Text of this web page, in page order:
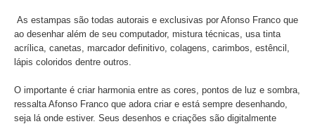
As estampas são todas autorais e exclusivas por Afonso Franco que
ao desenhar além de seu computador, mistura técnicas, usa tinta
acrílica, canetas, marcador definitivo, colagens, carimbos, estêncil,
lápis coloridos dentre outros.
O importante é criar harmonia entre as cores, pontos de luz e sombra,
ressalta Afonso Franco que adora criar e está sempre desenhando,
seja lá onde estiver. Seus desenhos e criações são digitalmente